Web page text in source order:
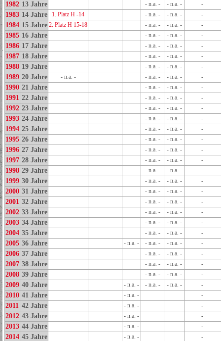
1982 13 Jahre - n.a. - - n.a. - -
1983 14 Jahre 1. Platz H -14 - n.a. - - n.a. - -
1984 15 Jahre 2. Platz H 15-18 - n.a. - - n.a. - -
1985 16 Jahre - n.a. - - n.a. - -
1986 17 Jahre - n.a. - - n.a. - -
1987 18 Jahre - n.a. - - n.a. - -
1988 19 Jahre - n.a. - - n.a. - -
1989 20 Jahre - n.a. - - n.a. - - n.a. - -
1990 21 Jahre - n.a. - - n.a. - -
1991 22 Jahre - n.a. - - n.a. - -
1992 23 Jahre - n.a. - - n.a. - -
1993 24 Jahre - n.a. - - n.a. - -
1994 25 Jahre - n.a. - - n.a. - -
1995 26 Jahre - n.a. - - n.a. - -
1996 27 Jahre - n.a. - - n.a. - -
1997 28 Jahre - n.a. - - n.a. - -
1998 29 Jahre - n.a. - - n.a. - -
1999 30 Jahre - n.a. - - n.a. - -
2000 31 Jahre - n.a. - - n.a. - -
2001 32 Jahre - n.a. - - n.a. - -
2002 33 Jahre - n.a. - - n.a. - -
2003 34 Jahre - n.a. - - n.a. - -
2004 35 Jahre - n.a. - - n.a. - -
2005 36 Jahre - n.a. - - n.a. - - n.a. - -
2006 37 Jahre - n.a. - - n.a. - -
2007 38 Jahre - n.a. - - n.a. - -
2008 39 Jahre - n.a. - - n.a. - -
2009 40 Jahre - n.a. - - n.a. - - n.a. - -
2010 41 Jahre - n.a. - -
2011 42 Jahre - n.a. - -
2012 43 Jahre - n.a. - -
2013 44 Jahre - n.a. - -
2014 45 Jahre - n.a. - -